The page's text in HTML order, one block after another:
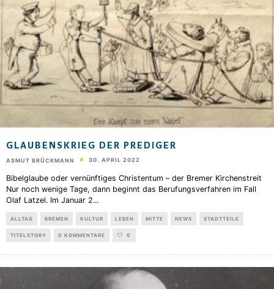
GLAUBENSKRIEG DER PREDIGER
ASMUT BRÜCKMANN 30. APRIL 2022
Bibelglaube oder vernünftiges Christentum – der Bremer Kirchenstreit
Nur noch wenige Tage, dann beginnt das Berufungsverfahren im Fall
Olaf Latzel. Im Januar 2...
ALLTAG BREMEN KULTUR LEBEN MITTE NEWS STADTTEILE
TITELSTORY 0 KOMMENTARE 0